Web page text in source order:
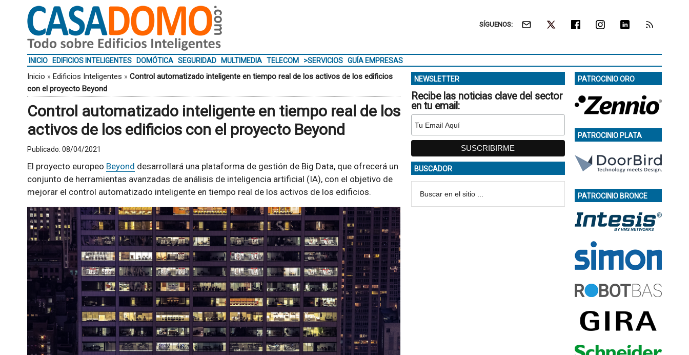
SÍGUENOS:
INICIO EDIFICIOS INTELIGENTES DOMÓTICA SEGURIDAD MULTIMEDIA TELECOM >SERVICIOS GUÍA EMPRESAS
Inicio » Edificios Inteligentes » Control automatizado inteligente en tiempo real de los activos de los edificios
con el proyecto Beyond
Control automatizado inteligente en tiempo real de los
activos de los edificios con el proyecto Beyond
Publicado: 08/04/2021
El proyecto europeo Beyond desarrollará una plataforma de gestión de Big Data, que ofrecerá un
conjunto de herramientas avanzadas de análisis de inteligencia artificial (IA), con el objetivo de
mejorar el control automatizado inteligente en tiempo real de los activos de los edificios.
NEWSLETTER
Recibe las noticias clave del sector
en tu email:
BUSCADOR
PATROCINIO ORO
PATROCINIO PLATA
PATROCINIO BRONCE